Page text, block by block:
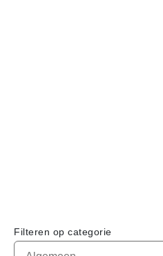
Filteren op categorie